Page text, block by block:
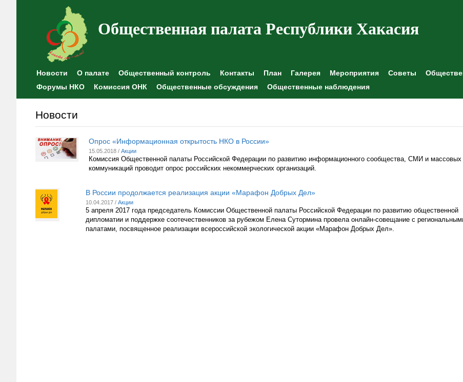
Общественная палата Республики Хакасия
Новости О палате Общественный контроль Контакты План Галерея Мероприятия Советы
Форумы НКО
Комиссия ОНК Общественные обсуждения Общественные наблюдения
Новости
Опрос «Информационная открытость НКО в России»
15.05.2018 / Акции
Комиссия Общественной палаты Российской Федерации по развитию информационного сообщества, СМИ и массовых
коммуникаций проводит опрос российских некоммерческих организаций.
В России продолжается реализация акции «Марафон Добрых Дел»
10.04.2017 / Акции
5 апреля 2017 года председатель Комиссии Общественной палаты Российской Федерации по развитию общественной
дипломатии и поддержке соотечественников за рубежом Елена Сутормина провела онлайн-совещание с
палатами, посвященное реализации всероссийской экологической акции «Марафон Добрых Дел».